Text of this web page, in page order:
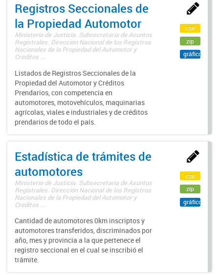
Registros Seccionales de
la Propiedad Automotor
Ministerio de Justicia. Subsecretaría de Asuntos
Registrales. Dirección Nacional de los Registros
Nacionales de la Propiedad del Automotor y
Créditos ...
Listados de Registros Seccionales de la
Propiedad del Automotor y Créditos
Prendarios, con competencia en
automotores, motovehículos, maquinarias
agrícolas, viales e industriales y de créditos
prendarios de todo el país.
csv
zip
gráfico
Estadística de trámites de
automotores
Ministerio de Justicia. Subsecretaría de Asuntos
Registrales. Dirección Nacional de los Registros
Nacionales de la Propiedad del Automotor y
Créditos ...
Cantidad de automotores 0km inscriptos y
automotores transferidos, discriminados por
año, mes y provincia a la que pertenece el
registro seccional en el cual se inscribió el
trámite.
csv
zip
gráfico